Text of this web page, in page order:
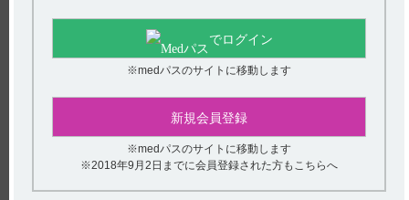
関連するQ&A
ついて教えてください。
【タスフィゴ】 下痢の副作用について教えてください
【タスフィゴ】 禁忌とその設定理由について教えてくだ
でログイン
※medパスのサイトに移動します
新規会員登録
※medパスのサイトに移動します
※2018年9月2日までに会員登録された方もこちらへ